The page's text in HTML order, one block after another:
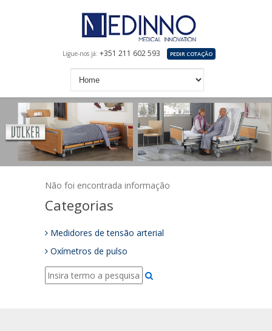
Ligue-nos já: +351 211 602 593 PEDIR COTAÇÃO
Não foi encontrada informação
Categorias
Medidores de tensão arterial
Oxímetros de pulso